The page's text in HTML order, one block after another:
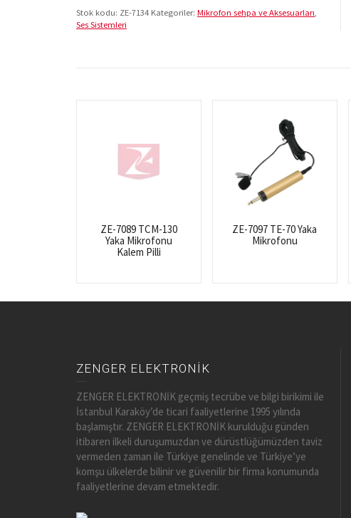
Stok kodu: ZE-7134 Kategoriler: Mikrofon sehpa ve Aksesuarları
Ses Sistemleri
ZE-7089 TCM-130
Yaka Mikrofonu
Kalem Pilli
ZE-7097 TE-70 Yaka
Mikrofonu
ZENGER ELEKTRONİK
ZENGER ELEKTRONİK geçmiş tecrübe ve bilgi birikimi ile
İstanbul Karaköy’de ticari faaliyetlerine 1995 yılında
başlamıştır. ZENGER ELEKTRONİK kurulduğu günden
itibaren ilkeli duruşumuzdan ve dürüstlüğümüzden taviz
vermeden zaman ile Türkiye genelinde ve Türkiye’ye
komşu ülkelerde bilinir ve güvenilir bir firma konumunda
faaliyetlerine devam etmektedir.